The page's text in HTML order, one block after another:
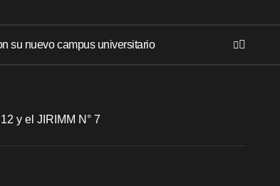
su nuevo campus universitario
y el JIRIMM N° 7